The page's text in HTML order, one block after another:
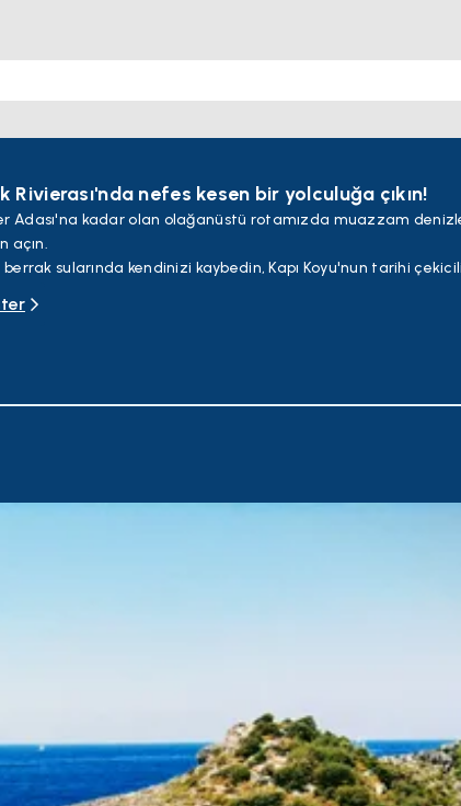
Rivierası'nda nefes kesen bir yolculuğa çıkın!
Adası'na kadar olan olağanüstü rotamızda muazzam
açın.
berrak sularında kendinizi kaybedin, Kapı Koyu'nun tarihi
plajı ve berrak sularıyla tanınan Kelebek Vadisi'ni keşfedin.
Yolculuğunuzun başında havalimanından yapacağınız